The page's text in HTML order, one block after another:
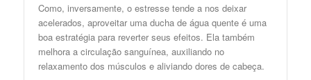
Como, inversamente, o estresse tende a nos deixar
acelerados, aproveitar uma ducha de água quente é uma
boa estratégia para reverter seus efeitos. Ela também
melhora a circulação sanguínea, auxiliando no
relaxamento dos músculos e aliviando dores de cabeça.